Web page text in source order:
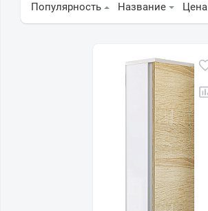
Популярность Название Цена